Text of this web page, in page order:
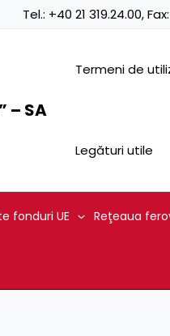
Tel.: +40 21 319.24.00, Fax:
– SA
Termeni de
Legături utile
fonduri UE Reţeaua